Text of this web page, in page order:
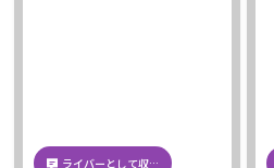
ライバーとして収…